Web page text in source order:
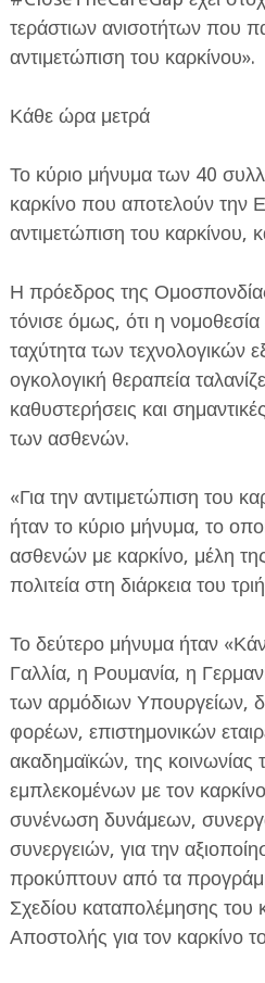
τεράστιων ανισοτήτων που
αντιμετώπιση του καρκίνου».
Κάθε ώρα μετρά
Το κύριο μήνυμα των 40
καρκίνο που αποτελούν την
αντιμετώπιση του καρκίνου,
Η πρόεδρος της
τόνισε όμως, ότι η
ταχύτητα των τεχνολογικών
ογκολογική θεραπεία
καθυστερήσεις και
των ασθενών.
«Για την αντιμετώπιση του
ήταν το κύριο μήνυμα, το
ασθενών με καρκίνο, μέλη
πολιτεία στη διάρκεια του
Το δεύτερο μήνυμα ήταν
Γαλλία, η Ρουμανία, η
των αρμόδιων Υπουργείων,
φορέων, επιστημονικών
ακαδημαϊκών, της κοινωνίας
εμπλεκομένων με τον
συνένωση δυνάμεων,
συνεργειών, για την
προκύπτουν από τα
Σχεδίου καταπολέμησης του
Αποστολής για τον καρκίνο